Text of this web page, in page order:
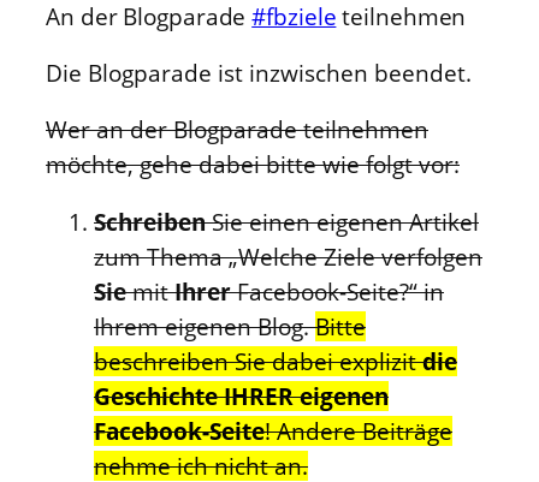
An der Blogparade#fbziele teilnehmen
Die Blogparade ist inzwischen beendet.
Wer an der Blogparade teilnehmen
möchte, gehe dabei bitte wie folgt vor:
SchreibenSie einen eigenen Artikel
zum Thema „Welche Ziele verfolgen
SiemitIhrerFacebook-Seite?“ in
Ihrem eigenen Blog.Bitte
beschreiben Sie dabei explizitdie
Geschichte IHRER eigenen
Facebook-Seite! Andere Beiträge
nehme ich nicht an.